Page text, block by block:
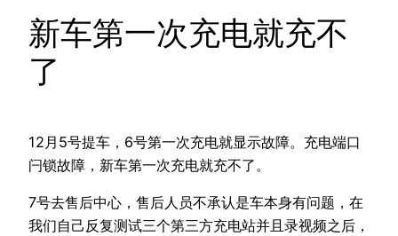
新车第一次充电就充不
了
12月5号提车，6号第一次充电就显示故障。充电端口
闩锁故障，新车第一次充电就充不了。
7号去售后中心，售后人员不承认是车本身有问题，在
我们自己反复测试三个第三方充电站并且录视频之后，